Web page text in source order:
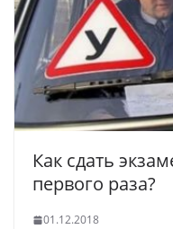
Как сдать
первого раза?
01.12.2018